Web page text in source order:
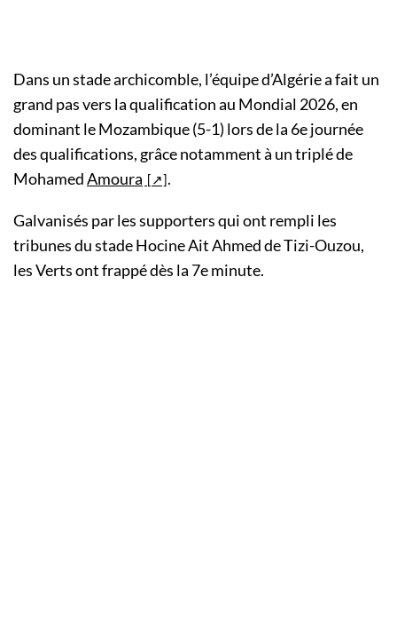
Dans un stade archicomble, l’équipe d’Algérie a fait un
grand pas vers la qualification au Mondial 2026, en
dominant le Mozambique (5-1) lors de la 6e journée
des qualifications, grâce notamment à un triplé de
MohamedAmoura .
Galvanisés par les supporters qui ont rempli les
tribunes du stade Hocine Ait Ahmed de Tizi-Ouzou,
les Verts ont frappé dès la 7e minute.